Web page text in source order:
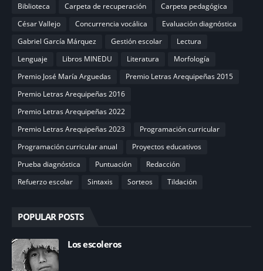
Biblioteca Carpeta de recuperación
Carpeta pedagógica
César Vallejo
Concurrencia vocálica
Evaluación diagnóstica
Gabriel García Márquez
Gestión escolar
Lectura
Lenguaje
Libros MINEDU Literatura
Morfología
Premio José María Arguedas
Premio Letras Arequipeñas 2015
Premio Letras Arequipeñas 2016
Premio Letras Arequipeñas 2022
Premio Letras Arequipeñas 2023
Programación curricular
Programación curricular anual
Proyectos educativos
Prueba diagnóstica
Puntuación
Redacción
Refuerzo escolar
Sintaxis Sorteos Tildación
POPULAR POSTS
Los escoleros